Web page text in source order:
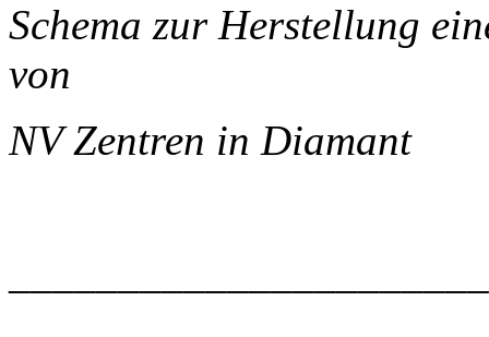
Schema zur Herstellung
von
NV Zentren in Diamant